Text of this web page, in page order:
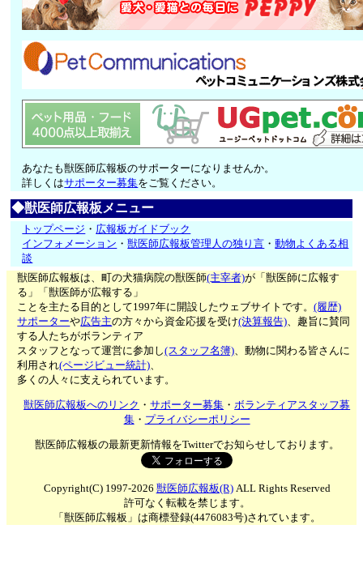
あなたも獣医師広報板のサポーターになりませんか。
詳しくはサポーター募集をご覧ください。
◆獣医師広報板メニュー
トップページ ・ 広報板ガイドブック
インフォメーション ・獣医師広報板管理人の独り言 ・動物よくある相
談
獣医師広報板は、町の犬猫病院の獣医師(主宰者)が「獣医師に広報す
る」「獣医師が広報する」
ことを主たる目的として1997年に開設したウェブサイトです。(履歴)
サポーターや広告主の方々から資金応援を受け(決算報告)、趣旨に賛同
する人たちがボランティア
スタッフとなって運営に参加し(スタッフ名簿)、動物に関わる皆さんに
利用され(ページビュー統計)、
多くの人々に支えられています。
獣医師広報板へのリンク ・サポーター募集 ・ボランティアスタッフ募
集・ プライバシーポリシー
獣医師広報板の最新更新情報をTwitterでお知らせしております。
Copyright(C) 1997-2026 獣医師広報板(R)ALL Rights Reserved
許可なく転載を禁じます。
「獣医師広報板」は商標登録(4476083号)されています。